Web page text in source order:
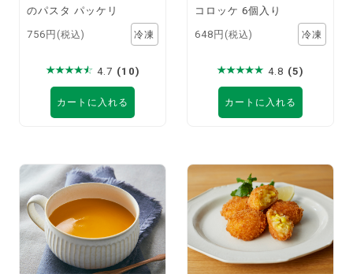
のパスタ パッケリ
756円 (税込)
4.7 (10)
カートに入れる
コロッケ 6個入り
648円 (税込)
4.8 (5)
カートに入れる